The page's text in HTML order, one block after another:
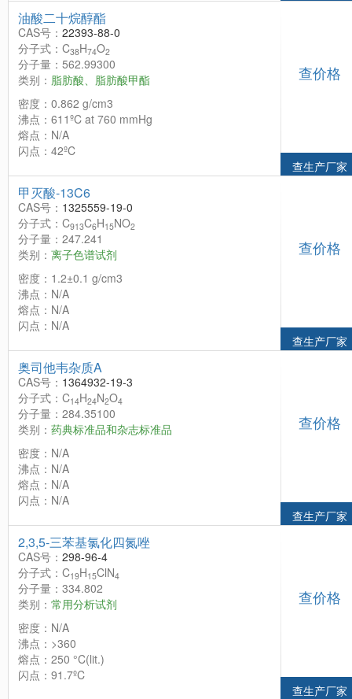
油酸二十烷醇酯
CAS号： 22393-88-0
分子式：C38H74O2
分子量：562.99300
类别： 脂肪酸、脂肪酸甲酯
密度：0.862 g/cm3
沸点：611ºC at 760 mmHg
熔点：N/A
闪点：42ºC
查价格
查生产厂家
甲灭酸-13C6
CAS号： 1325559-19-0
分子式：C913C6H15NO2
分子量：247.241
类别： 离子色谱试剂
密度：1.2±0.1 g/cm3
沸点：N/A
熔点：N/A
闪点：N/A
查价格
查生产厂家
奥司他韦杂质A
CAS号： 1364932-19-3
分子式：C14H24N2O4
分子量：284.35100
类别： 药典标准品和杂志标准品
密度：N/A
沸点：N/A
熔点：N/A
闪点：N/A
查价格
查生产厂家
2,3,5-三苯基氯化四氮唑
CAS号： 298-96-4
分子式：C19H15ClN4
分子量：334.802
类别： 常用分析试剂
密度：N/A
沸点：>360
熔点：250 °C(lit.)
闪点：91.7ºC
查价格
查生产厂家